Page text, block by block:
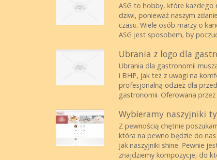
ASG to hobby, które każdego
dziwi, ponieważ naszym
czasu. Wiele osób marzy o
ASG jest sposobem, by
Ubrania z logo dla
Ubrania dla gastronomii
i BHP, jak też z uwagi na
profesjonalną odzież dla
gastronomii. Oferowana
Wybieramy naszyjniki
Z pewnością chętnie
która na pewno będzie do
jak naszyjniki shine. Pewnie
znajdziemy kompozycje, do